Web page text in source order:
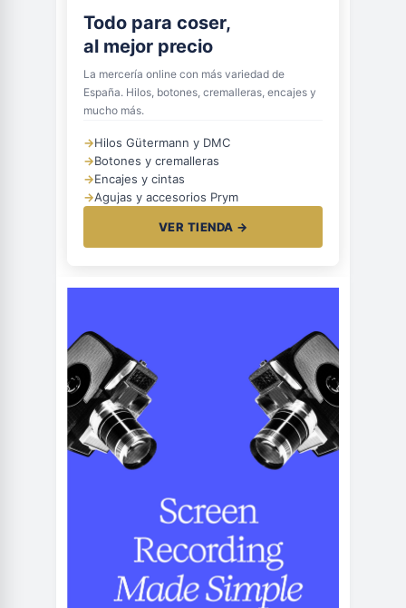
Todo para coser,
al mejor precio
La mercería online con más variedad de
España. Hilos, botones, cremalleras, encajes y
mucho más.
→Hilos Gütermann y DMC
→Botones y cremalleras
→Encajes y cintas
→Agujas y accesorios Prym
VER TIENDA →